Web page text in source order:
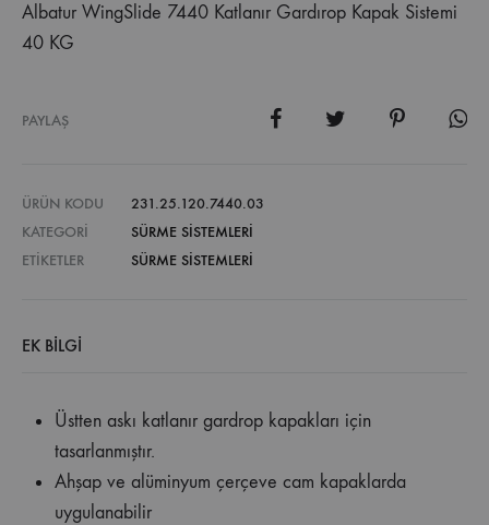
Albatur WingSlide 7440 Katlanır Gardırop Kapak Sistemi
40 KG
PAYLAŞ
ÜRÜN KODU
231.25.120.7440.03
KATEGORI
SÜRME SİSTEMLERİ
ETIKETLER
SÜRME SISTEMLERI
EK BILGI
Üstten askı katlanır gardrop kapakları için
tasarlanmıştır.
Ahşap ve alüminyum çerçeve cam kapaklarda
uygulanabilir